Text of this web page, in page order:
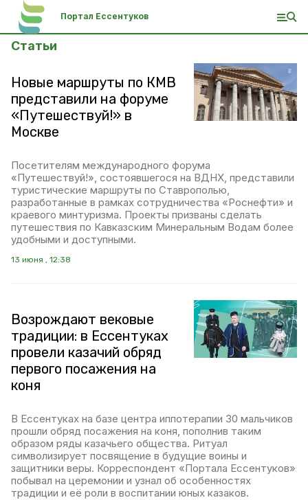
Портал Ессентуков
Статьи
Новые маршруты по КМВ
представили на форуме
«Путешествуй!» в
Москве
Посетителям международного форума
«Путешествуй!», состоявшегося на ВДНХ, представили
туристические маршруты по Ставрополью,
разработанные в рамках сотрудничества «Роснефти» и
краевого минтуризма. Проекты призваны сделать
путешествия по Кавказским Минеральным Водам более
удобными и доступными.
13 июня , 12:38
Возрождают вековые
традиции: в Ессентуках
провели казачий обряд
первого посажения на
коня
В Ессентуках на базе центра иппотерапии 30 мальчиков
прошли обряд посажения на коня, пополнив таким
образом ряды казачьего общества. Ритуал
символизирует посвящение в будущие воины и
защитники веры. Корреспондент «Портала Ессентуков»
побывал на церемонии и узнал об особенностях
традиции и её роли в воспитании юных казаков.